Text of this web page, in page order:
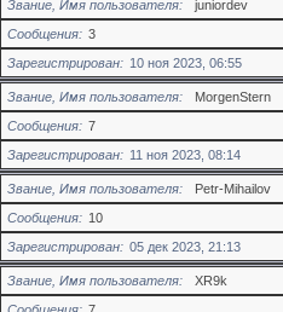
Звание, Имя пользователя
juniordev
Сообщения
3
Зарегистрирован
10 ноя 2023, 06:55
Звание, Имя пользователя
MorgenStern
Сообщения
7
Зарегистрирован
11 ноя 2023, 08:14
Звание, Имя пользователя
Petr-Mihailov
Сообщения
10
Зарегистрирован
05 дек 2023, 21:13
Звание, Имя пользователя
XR9k